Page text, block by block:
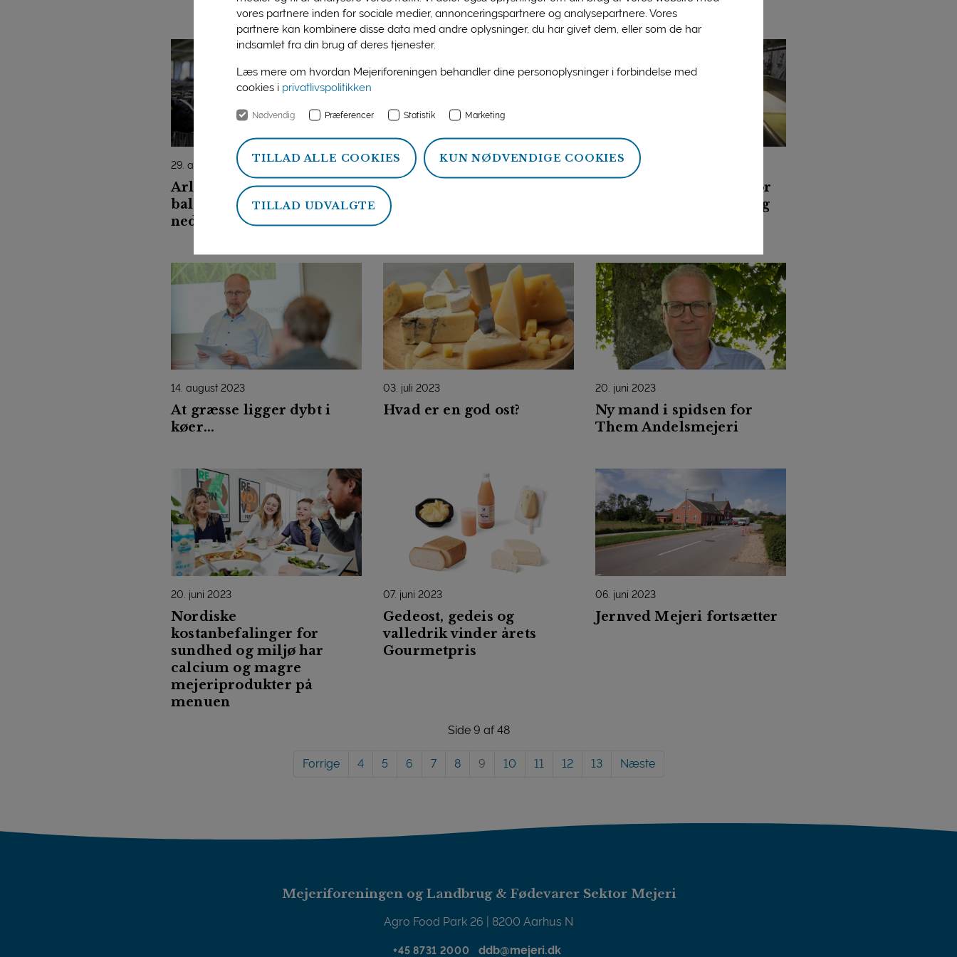
vores partnere inden for sociale medier, annonceringspartnere og analysepartnere. Vores
partnere kan kombinere disse data med andre oplysninger, du har givet dem, eller som de har
indsamlet fra din brug af deres tjenester.
Læs mere om hvordan Mejeriforeningen behandler dine personoplysninger i forbindelse med
cookies i privatlivspolitikken
Nødvendig Præferencer Statistik Marketing
TILLAD ALLE COOKIES KUN NØDVENDIGE COOKIES
TILLAD UDVALGTE
29. august 2023
Arla halvårsregnskab: En
balancegang i et
nedadgående marked
22. august 2023
BMO har sneget sig ind i
danskernes hjerte
18. august 2023
Mejerier byder indenfor
til årets Åbent Landbrug
14. august 2023
At græsse ligger dybt i
køer...
03. juli 2023
Hvad er en god ost?
20. juni 2023
Ny mand i spidsen for
Them Andelsmejeri
20. juni 2023
Nordiske
kostanbefalinger for
sundhed og miljø har
calcium og magre
mejeriprodukter på
menuen
07. juni 2023
Gedeost, gedeis og
valledrik vinder årets
Gourmetpris
06. juni 2023
Jernved Mejeri fortsætter
Side 9 af 48
Forrige 4 5 6 7 8 9 10 11 12 13 Næste
Mejeriforeningen og Landbrug & Fødevarer Sektor Mejeri
Agro Food Park 26 | 8200 Aarhus N
+45 8731 2000 ddb@mejeri.dk